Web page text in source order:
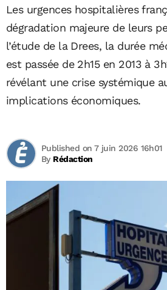
Les urgences hospitalières
dégradation majeure de leurs
l’étude de la Drees, la durée
est passée de 2h15 en 2013 à
révélant une crise systémique
implications économiques.
By Rédaction
Published on 7 juin 2026 16h01